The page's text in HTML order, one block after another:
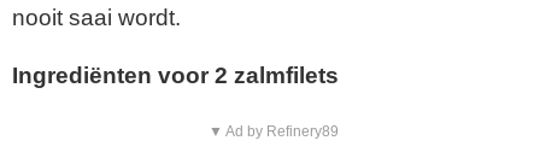
nooit saai wordt.
Ingrediënten voor 2 zalmfilets
▼ Ad by Refinery89